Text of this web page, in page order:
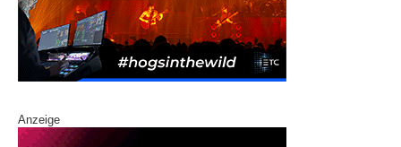
Anzeige